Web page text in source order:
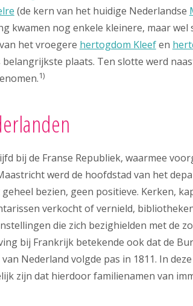
(de kern van het huidige Nederlandse
kwamen nog enkele kleinere, maar
het vroegere hertogdom Kleefen
belangrijkste plaats. Ten slotte werd
1)
bij de Franse Republiek, waarmee
werd de hoofdstad van het
bezien, geen positieve. Kerken,
verkocht of vernield,
die zich bezighielden met de
bij Frankrijk betekende ook dat de
Nederland volgde pas in 1811. In
zijn dat hierdoor familienamen van